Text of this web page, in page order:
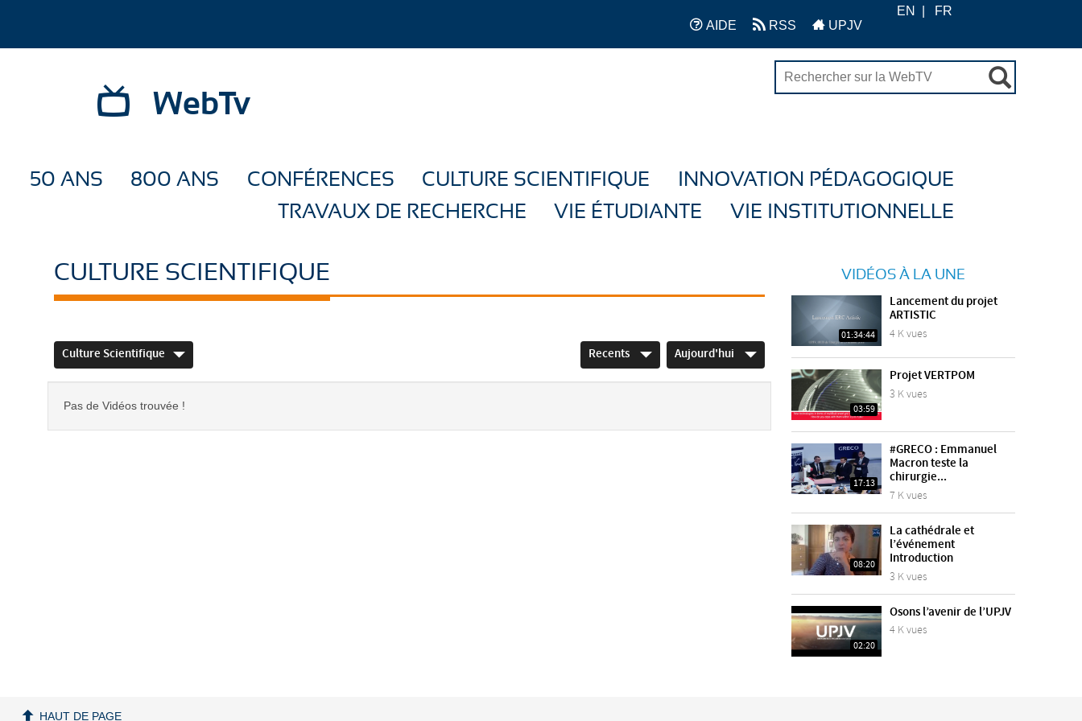
AIDE RSS UPJV
EN FR
WebTv
50 ANS 800 ANS CONFÉRENCES CULTURE SCIENTIFIQUE
INNOVATION PÉDAGOGIQUE
TRAVAUX DE RECHERCHE
VIE ÉTUDIANTE VIE INSTITUTIONNELLE
CULTURE SCIENTIFIQUE
Culture Scientifique Recents Aujourd'hui
Pas de Vidéos trouvée !
VIDÉOS À LA UNE
01:34:44
Lancement du projet
ARTISTIC
4 K vues
03:59
Projet VERTPOM
3 K vues
17:13
#GRECO : Emmanuel
Macron teste la
chirurgie...
7 K vues
08:20
La cathédrale et
l’événement
Introduction
3 K vues
02:20
Osons l’avenir de l’UPJV
4 K vues
HAUT DE PAGE